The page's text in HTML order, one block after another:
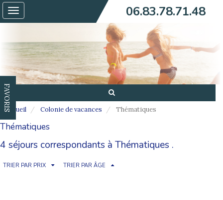
Toggle
navigation
06.83.78.71.48
FAVORIS
Accueil Colonie de vacances Thématiques
Thématiques
4 séjours correspondants à Thématiques .
TRIER PAR PRIX TRIER PAR ÂGE